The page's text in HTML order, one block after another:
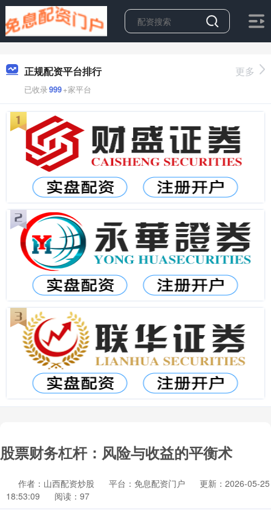
正规配资平台排行
已收录999+家平台
更多
股票财务杠杆：风险与收益的平衡术
作者：山西配资炒股 平台：免息配资门户
更新：2026-05-25
18:53:09
阅读：97